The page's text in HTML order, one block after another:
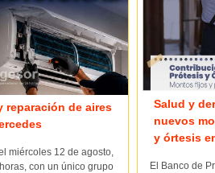
reparación de aires
miércoles 12 de agosto,
con un único grupo
Salud y
nuevos
y órtesis
El Banco de